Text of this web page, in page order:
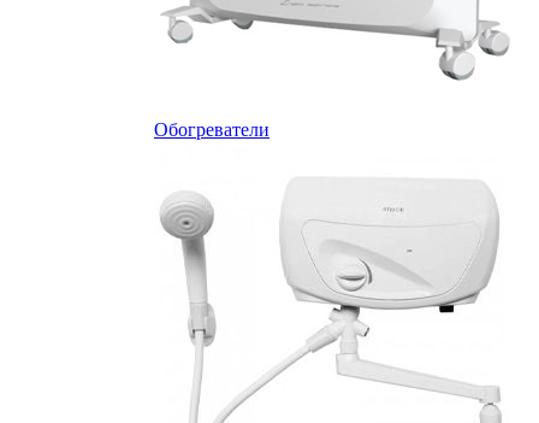
Обогреватели